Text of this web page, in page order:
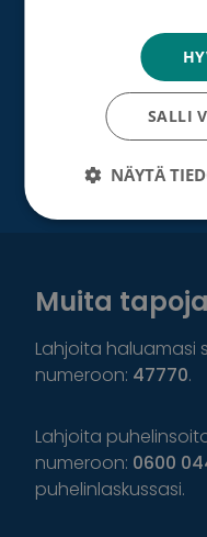
Tutustu
Suurlahjoitus
Yrityksille
Muita
Lahjoita haluamasi
numeroon: 47770.
Lahjoita
numeroon: 0600
puhelinlaskussasi.
SALLI
NÄYTÄ